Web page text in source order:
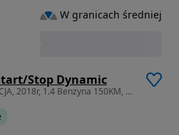
Stop Dynamic
1399 cm3 • 150 KM • GWARANCJA, 2018r, 1.4 Benzyna 150KM, Android, Navi, Ładnie utrzymana !
W granicach średniej